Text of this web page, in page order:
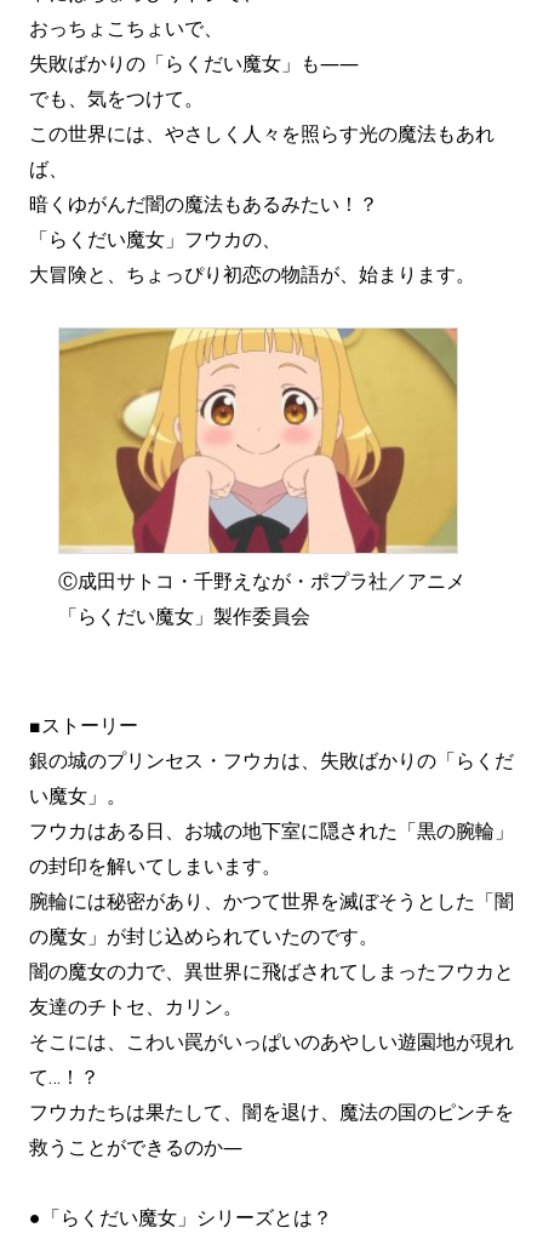
おっちょこちょいで、
失敗ばかりの「らくだい魔女」も――
でも、気をつけて。
この世界には、やさしく人々を照らす光の魔法もあれ
ば、
暗くゆがんだ闇の魔法もあるみたい！？
「らくだい魔女」フウカの、
大冒険と、ちょっぴり初恋の物語が、始まります。
Ⓒ成田サトコ・千野えなが・ポプラ社／アニメ
「らくだい魔女」製作委員会
■ストーリー
銀の城のプリンセス・フウカは、失敗ばかりの「らくだ
い魔女」。
フウカはある日、お城の地下室に隠された「黒の腕輪」
の封印を解いてしまいます。
腕輪には秘密があり、かつて世界を滅ぼそうとした「闇
の魔女」が封じ込められていたのです。
闇の魔女の力で、異世界に飛ばされてしまったフウカと
友達のチトセ、カリン。
そこには、こわい罠がいっぱいのあやしい遊園地が現れ
て…！？
フウカたちは果たして、闇を退け、魔法の国のピンチを
救うことができるのか―
●「らくだい魔女」シリーズとは？